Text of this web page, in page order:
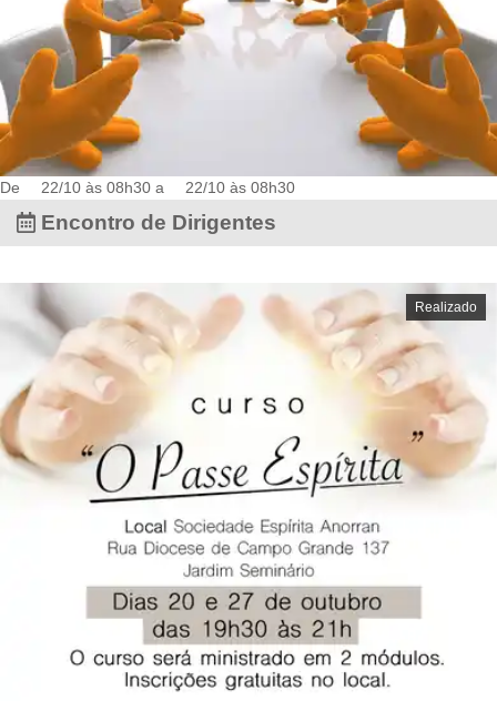
De 22/10 às 08h30 a 22/10 às 08h30
Encontro de Dirigentes
Realizado